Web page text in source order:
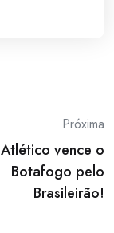
Próxima
Atlético vence o
Botafogo pelo
Brasileirão!